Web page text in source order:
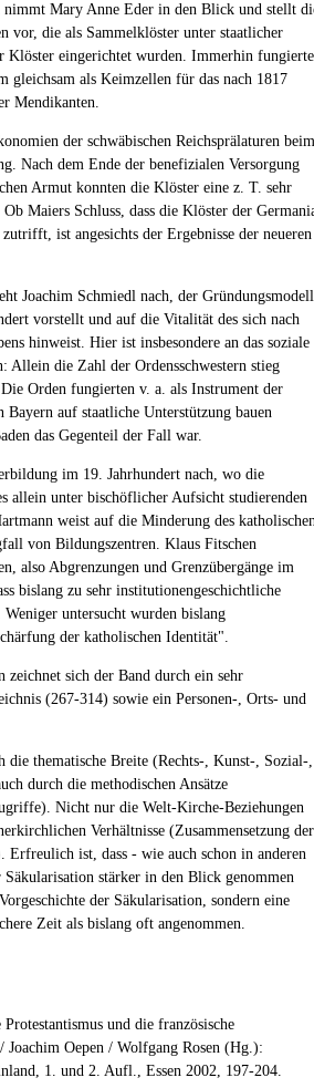
nimmt Mary Anne Eder in den Blick und stellt
vor, die als Sammelklöster unter staatlicher
Klöster eingerichtet wurden. Immerhin
gleichsam als Keimzellen für das nach 1817
Mendikanten.
der schwäbischen Reichsprälaturen beim
Nach dem Ende der benefizialen Versorgung
Armut konnten die Klöster eine z. T. sehr
Maiers Schluss, dass die Klöster der
ist angesichts der Ergebnisse der neueren
Joachim Schmiedl nach, der
vorstellt und auf die Vitalität des sich nach
hinweist. Hier ist insbesondere an das soziale
Allein die Zahl der Ordensschwestern stieg
Orden fungierten v. a. als Instrument der
auf staatliche Unterstützung bauen
das Gegenteil der Fall war.
im 19. Jahrhundert nach, wo die
allein unter bischöflicher Aufsicht studierenden
weist auf die Minderung des
von Bildungszentren. Klaus Fitschen
also Abgrenzungen und Grenzübergänge im
bislang zu sehr institutionengeschichtliche
untersucht wurden bislang
der katholischen Identität".
zeichnet sich der Band durch ein sehr
(267-314) sowie ein Personen-, Orts- und
die thematische Breite (Rechts-, Kunst-, Sozial-,
durch die methodischen Ansätze
Nicht nur die Welt-Kirche-Beziehungen
Verhältnisse (Zusammensetzung der
ist, dass - wie auch schon in anderen
stärker in den Blick genommen
der Säkularisation, sondern eine
Zeit als bislang oft angenommen.
und die französische
Oepen / Wolfgang Rosen (Hg.):
1. und 2. Aufl., Essen 2002, 197-204.